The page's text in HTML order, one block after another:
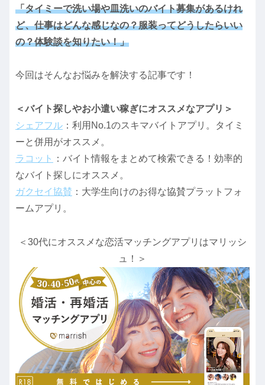
「タイミーで洗い場や皿洗いのバイト募集があるけれ
ど、仕事はどんな感じなの？服装ってどうしたらいい
の？体験談を知りたい！」
今回はそんなお悩みを解決する記事です！
＜バイト探しやお小遣い稼ぎにオススメなアプリ＞
シェアフル ：利用No.1のスキマバイトアプリ。タイミ
ーと併用がオススメ。
ラコット
：バイト情報をまとめて検索できる！効率的
なバイト探しにオススメ。
ガクセイ協賛 ：大学生向けのお得な協賛プラットフォ
ームアプリ。
＜30代にオススメな恋活マッチングアプリはマリッシ
ュ！＞